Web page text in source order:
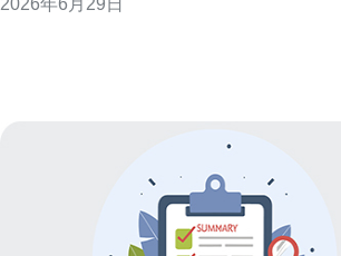
源分发体系，并兼顾SEO/GEO可见性。 为什么选择
2026年6月29日